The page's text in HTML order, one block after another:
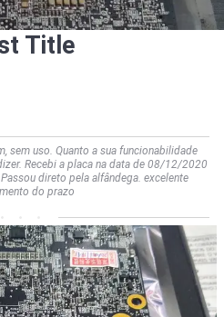
Title
sem uso. Quanto a sua funcionabilidade
Recebi a placa na data de 08/12/2020
direto pela alfândega. excelente
do prazo